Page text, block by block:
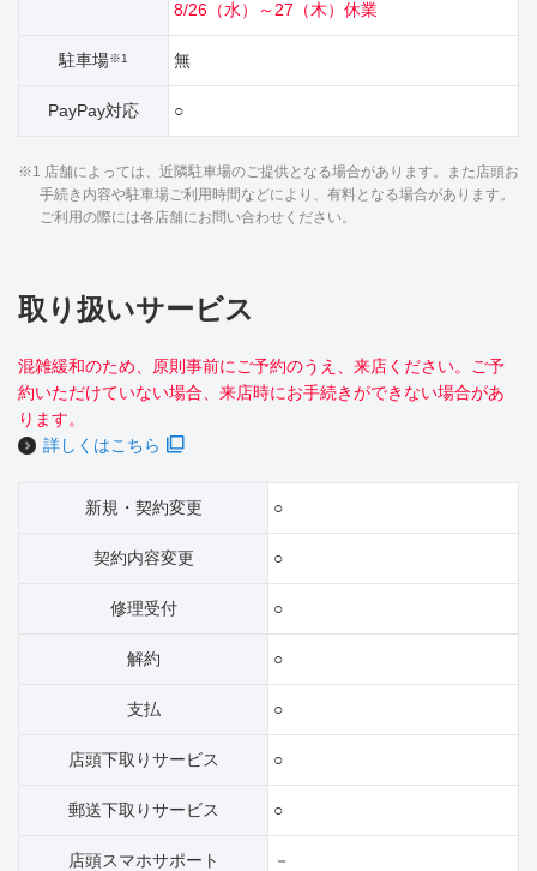
8/26（水）～27（木）休業
駐車場※1 無
PayPay対応 ○
※1 店舗によっては、近隣駐車場のご提供となる場合があります。また店頭お
手続き内容や駐車場ご利用時間などにより、有料となる場合があります。
ご利用の際には各店舗にお問い合わせください。
取り扱いサービス
混雑緩和のため、原則事前にご予約のうえ、来店ください。ご予
約いただけていない場合、来店時にお手続きができない場合があ
ります。
詳しくはこちら
新規・契約変更 ○
契約内容変更 ○
修理受付 ○
解約 ○
支払 ○
店頭下取りサービス ○
郵送下取りサービス ○
店頭スマホサポート －